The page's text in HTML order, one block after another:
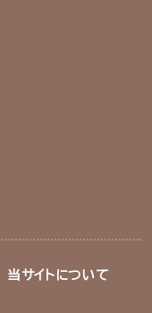
当サイトについて